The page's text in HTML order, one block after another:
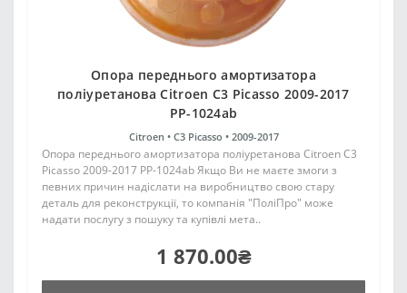
Опора переднього амортизатора
поліуретанова Citroen C3 Picasso 2009-2017
PP-1024ab
Citroen • C3 Picasso • 2009-2017
Опора переднього амортизатора поліуретанова Citroen C3
Picasso 2009-2017 PP-1024ab Якщо Ви не маєте змоги з
певних причин надіслати на виробництво свою стару
деталь для реконструкції, то компанія "ПоліПро" може
надати послугу з пошуку та купівлі мета..
1 870.00₴